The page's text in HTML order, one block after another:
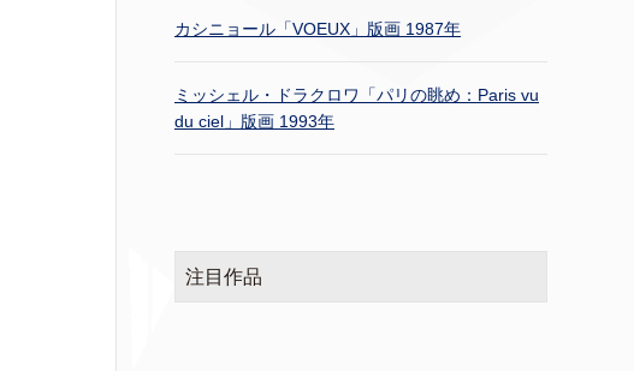
カシニョール「VOEUX」版画 1987年
ミッシェル・ドラクロワ「パリの眺め：Paris vu
du ciel」版画 1993年
注目作品